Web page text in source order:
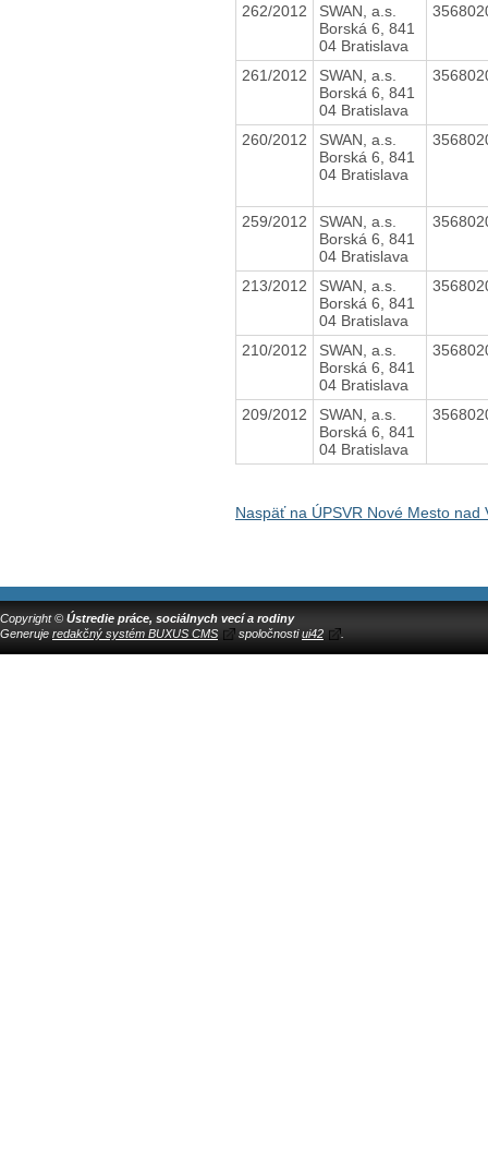
262/2012
SWAN, a.s.
Borská 6, 841
04 Bratislava
261/2012
SWAN, a.s.
Borská 6, 841
04 Bratislava
260/2012
SWAN, a.s.
Borská 6, 841
04 Bratislava
259/2012
SWAN, a.s.
Borská 6, 841
04 Bratislava
213/2012
SWAN, a.s.
Borská 6, 841
04 Bratislava
210/2012
SWAN, a.s.
Borská 6, 841
04 Bratislava
209/2012
SWAN, a.s.
Borská 6, 841
04 Bratislava
Naspäť na ÚPSVR Nové Mesto nad
Copyright © Ústredie práce, sociálnych vecí a rodiny
Generuje redakčný systém BUXUS CMS spoločnostiui42